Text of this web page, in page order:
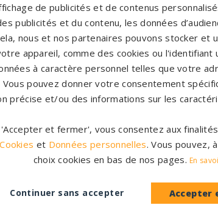
et marbriers
Pompes funèbres - Blain→
Pompes funèbres -
Pompes funèbres -
de publicités et de contenus
publicités et du contenu, les données
nous et nos partenaires pouvons stocker et
appareil, comme des cookies ou
à caractère personnel telles que votre
pouvez donner votre consentement
précise et/ou des informations sur les
'Accepter et fermer', vous consentez aux
et Données personnelles. Vous pouvez,
choix cookies en bas de nos pages. En
Accepter
Continuer sans accepter